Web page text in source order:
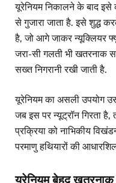
यूरेनियम निकालने के बाद
से गुजारा जाता है. इसे शुद्ध
है, जो आगे जाकर न्यूक्लियर
जरा-सी गलती भी खतरनाक
सख्त निगरानी रखी जाती है.
यूरेनियम का असली उपयोग
जब इस पर न्यूट्रॉन गिरता है,
प्रक्रिया को नाभिकीय
परमाणु हथियारों की
यूरेनियम बेहद खतरनाक